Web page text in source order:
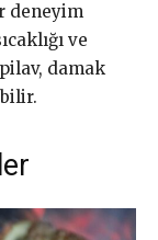
deneyim
ve
damak